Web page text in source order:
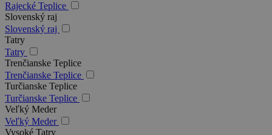
Rajecké Teplice
Slovenský raj
Slovenský raj
Tatry
Tatry
Trenčianske Teplice
Trenčianske Teplice
Turčianske Teplice
Turčianske Teplice
Veľký Meder
Veľký Meder
Vysoké Tatry